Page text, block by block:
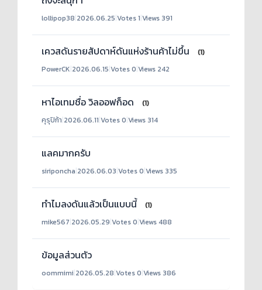
lollipop38|2026.06.25|Votes 1|Views 391
เควสดันรายสัปดาห์ดันแห่งร้านค้าไม่ขึ้น
(1)
PowerCK|2026.06.15|Votes 0|Views 242
หาไอเทมชื่อ วิลออฟก็อด
(1)
คุรุปิก้า|2026.06.11|Votes 0|Views 314
แลคมากครับ
siriponcha|2026.06.03|Votes 0|Views 335
ทำไมลงดันแล้วเป็นแบบนี้
(1)
mike567|2026.05.29|Votes 0|Views 488
ข้อมูลส่วนตัว
oommimi|2026.05.28|Votes 0|Views 386